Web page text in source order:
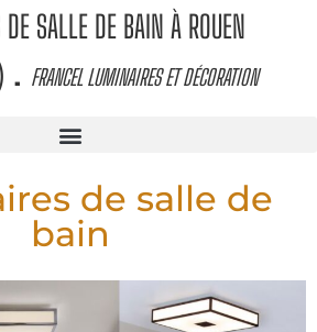
SALLE DE BAIN À ROUEN
. FRANCEL LUMINAIRES ET DÉCORATION
de salle de
bain